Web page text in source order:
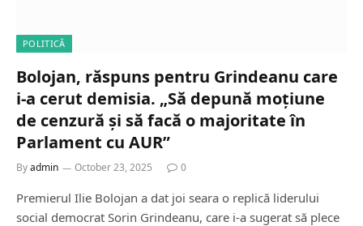
POLITICĂ
Bolojan, răspuns pentru Grindeanu care
i-a cerut demisia. „Să depună moțiune
de cenzură și să facă o majoritate în
Parlament cu AUR”
Byadmin October 23, 2025 0
Premierul Ilie Bolojan a dat joi seara o replică liderului
social democrat Sorin Grindeanu, care i-a sugerat să plece